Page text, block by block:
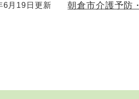
6月19日更新 朝倉市介護予防